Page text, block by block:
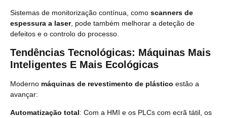
Sistemas de monitorização contínua, como scanners de
espessura a laser, pode também melhorar a deteção de
defeitos e o controlo do processo.
Tendências Tecnológicas: Máquinas Mais
Inteligentes E Mais Ecológicas
Moderno máquinas de revestimento de plástico estão a
avançar:
Automatização total: Com a HMI e os PLCs com ecrã tátil, os